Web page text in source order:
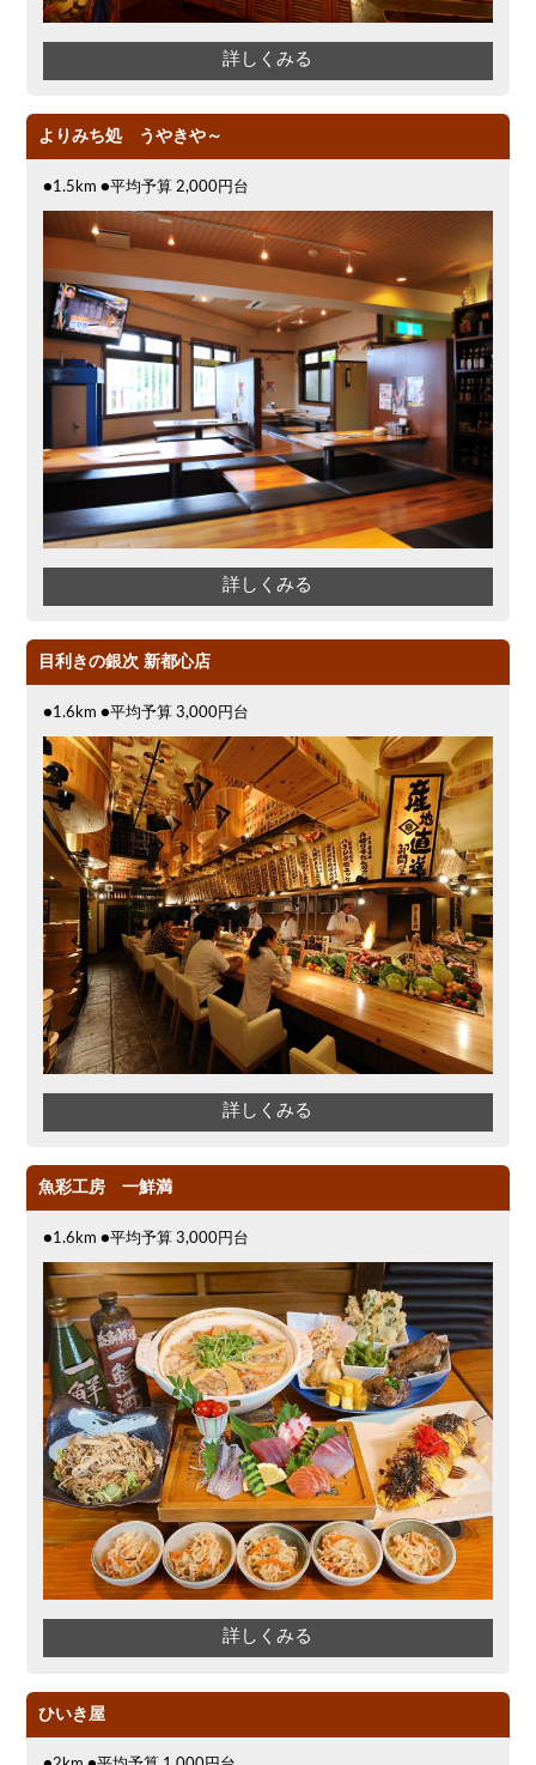
詳しくみる
よりみち処 うやきや～
●1.5km ●平均予算 2,000円台
詳しくみる
目利きの銀次 新都心店
●1.6km ●平均予算 3,000円台
詳しくみる
魚彩工房 一鮮満
●1.6km ●平均予算 3,000円台
詳しくみる
ひいき屋